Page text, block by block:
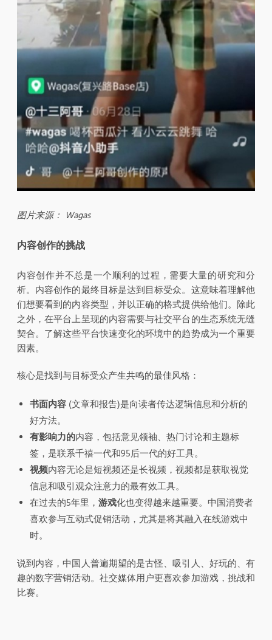
图片来源： Wagas
内容创作的挑战
内容创作并不总是一个顺利的过程，需要大量的研究和分
析。内容创作的最终目标是达到目标受众。这意味着理解他
们想要看到的内容类型，并以正确的格式提供给他们。除此
之外，在平台上呈现的内容需要与社交平台的生态系统无缝
契合。了解这些平台快速变化的环境中的趋势成为一个重要
因素。
核心是找到与目标受众产生共鸣的最佳风格：
书面内容 (文章和报告)是向读者传达逻辑信息和分析的
好方法。
有影响力的内容，包括意见领袖、热门讨论和主题标
签，是联系千禧一代和95后一代的好工具。
视频内容无论是短视频还是长视频，视频都是获取视觉
信息和吸引观众注意力的最有效工具。
在过去的5年里， 游戏化也变得越来越重要。中国消费者
喜欢参与互动式促销活动，尤其是将其融入在线游戏中
时。
说到内容，中国人普遍期望的是古怪、吸引人、好玩的、有
趣的数字营销活动。社交媒体用户更喜欢参加游戏，挑战和
比赛。